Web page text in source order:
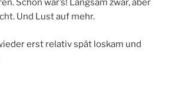
Schön war’s! Langsam zwar, aber
Und Lust auf mehr.
erst relativ spät loskam und